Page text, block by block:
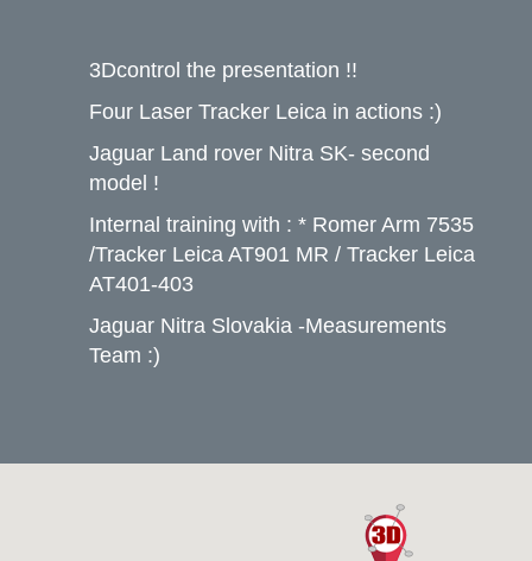
3Dcontrol the presentation !!
Four Laser Tracker Leica in actions :)
Jaguar Land rover Nitra SK- second
model !
Internal training with : * Romer Arm 7535
/Tracker Leica AT901 MR / Tracker Leica
AT401-403
Jaguar Nitra Slovakia -Measurements
Team :)